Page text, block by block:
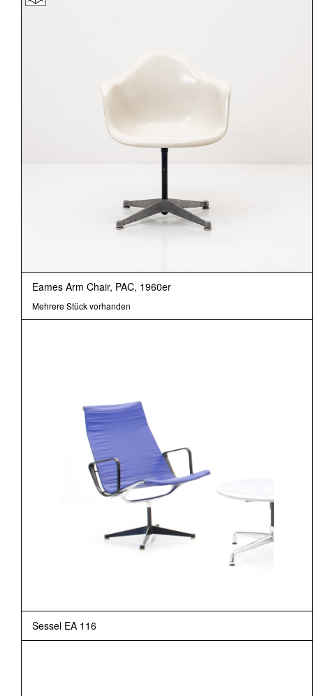
Eames Arm Chair, PAC, 1960er
Mehrere Stück vorhanden
Sessel EA 116